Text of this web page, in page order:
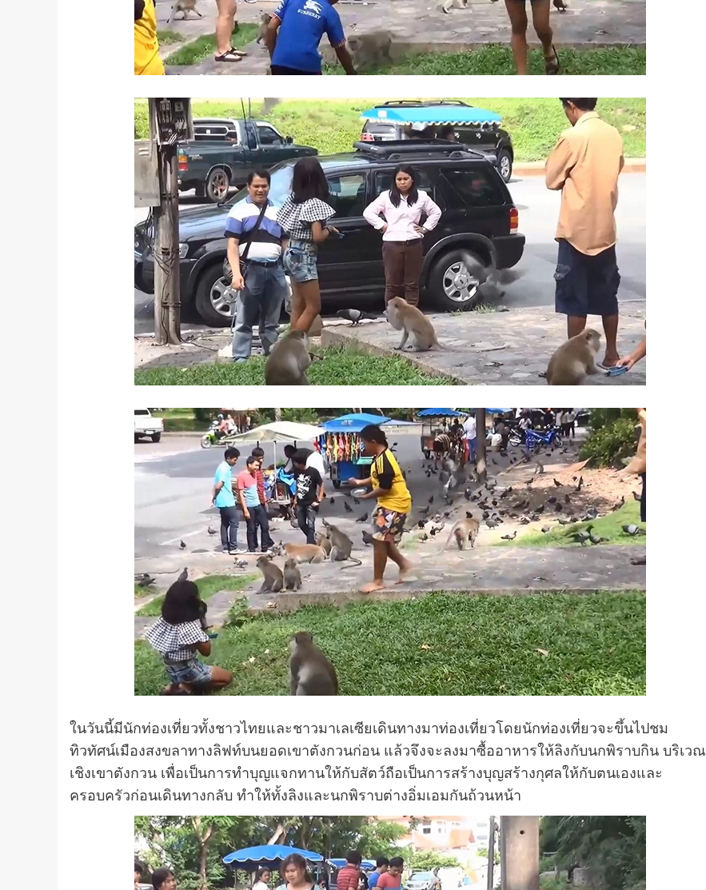
ในวันนี้มีนักท่องเที่ยวทั้งชาวไทยและชาวมาเลเซียเดินทางมาท่องเที่ยวโดยนักท่องเที่ยวจะขึ้นไปชม
ทิวทัศน์เมืองสงขลาทางลิฟท์บนยอดเขาตังกวนก่อน แล้วจึงจะลงมาซื้ออาหารให้ลิงกับนกพิราบกิน บริเวณ
เชิงเขาตังกวน เพื่อเป็นการทำบุญแจกทานให้กับสัตว์ถือเป็นการสร้างบุญสร้างกุศลให้กับตนเองและ
ครอบครัวก่อนเดินทางกลับ ทำให้ทั้งลิงและนกพิราบต่างอิ่มเอมกันถ้วนหน้า